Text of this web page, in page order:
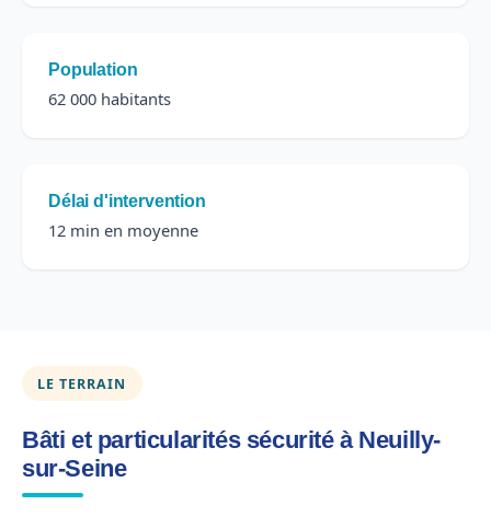
Population
62 000 habitants
Délai d'intervention
12 min en moyenne
LE TERRAIN
Bâti et particularités sécurité à Neuilly-
sur-Seine